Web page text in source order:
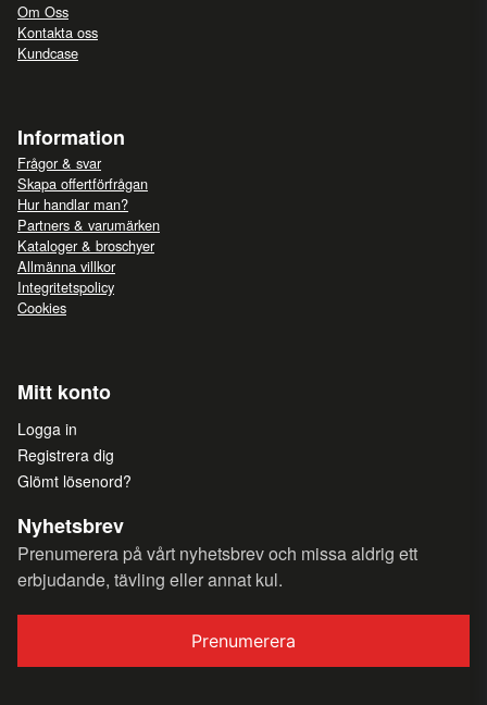
Om Oss
Kontakta oss
Kundcase
Information
Frågor & svar
Skapa offertförfrågan
Hur handlar man?
Partners & varumärken
Kataloger & broschyer
Allmänna villkor
Integritetspolicy
Cookies
Mitt konto
Logga in
Registrera dig
Glömt lösenord?
Nyhetsbrev
Prenumerera på vårt nyhetsbrev och missa aldrig ett
erbjudande, tävling eller annat kul.
Prenumerera